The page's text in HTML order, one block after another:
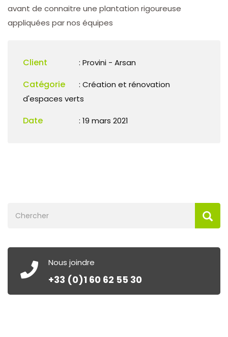
avant de connaitre une plantation rigoureuse
appliquées par nos équipes
Client : Provini - Arsan
Catégorie : Création et rénovation
d'espaces verts
Date : 19 mars 2021
Nous joindre
+33 (0)1 60 62 55 30